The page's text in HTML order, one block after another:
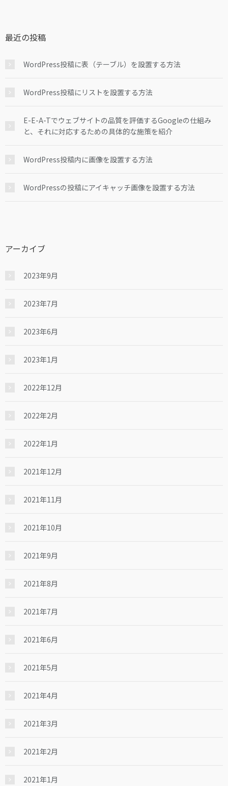
最近の投稿
WordPress投稿に表（テーブル）を設置する方法
WordPress投稿にリストを設置する方法
E-E-A-Tでウェブサイトの品質を評価するGoogleの仕組み
と、それに対応するための具体的な施策を紹介
WordPress投稿内に画像を設置する方法
WordPressの投稿にアイキャッチ画像を設置する方法
アーカイブ
2023年9月
2023年7月
2023年6月
2023年1月
2022年12月
2022年2月
2022年1月
2021年12月
2021年11月
2021年10月
2021年9月
2021年8月
2021年7月
2021年6月
2021年5月
2021年4月
2021年3月
2021年2月
2021年1月